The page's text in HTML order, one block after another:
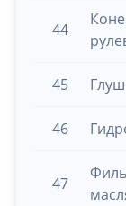
44
45
46
47